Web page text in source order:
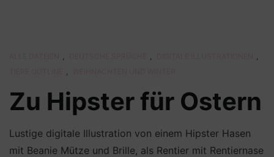
, ,
,
,
Zu Hipster für Ostern
Lustige digitale Illustration von einem Hipster Hasen
mit Beanie Mütze und Brille, als Rentier mit Rentiernase